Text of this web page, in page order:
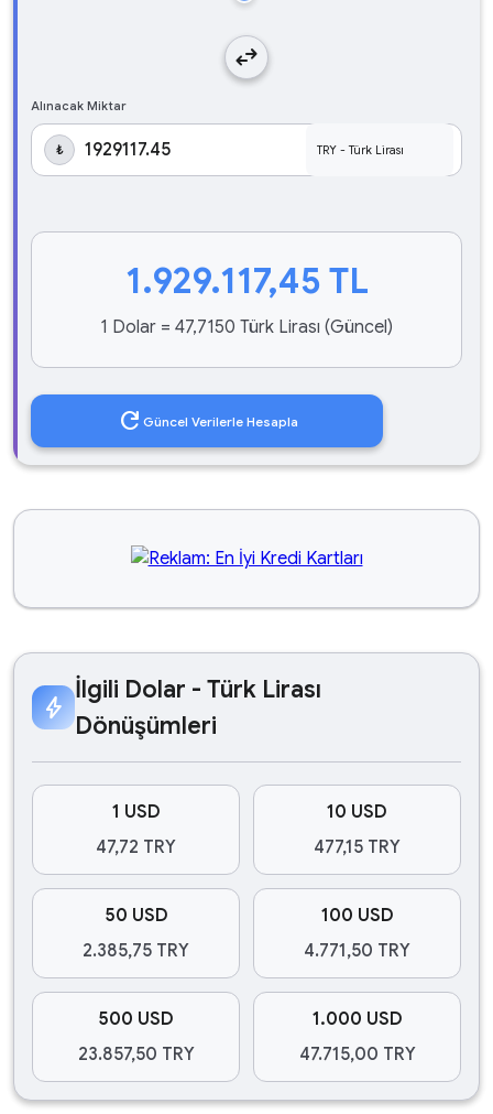
swap_horiz
Alınacak Miktar
₺
1.929.117,45 TL
1 Dolar = 47,7150 Türk Lirası (Güncel)
refresh Güncel Verilerle Hesapla
bolt
İlgili Dolar - Türk Lirası
Dönüşümleri
1 USD
47,72 TRY
10 USD
477,15 TRY
50 USD
2.385,75 TRY
100 USD
4.771,50 TRY
500 USD
23.857,50 TRY
1.000 USD
47.715,00 TRY